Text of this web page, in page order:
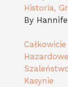
Historia,
By
Kasynie